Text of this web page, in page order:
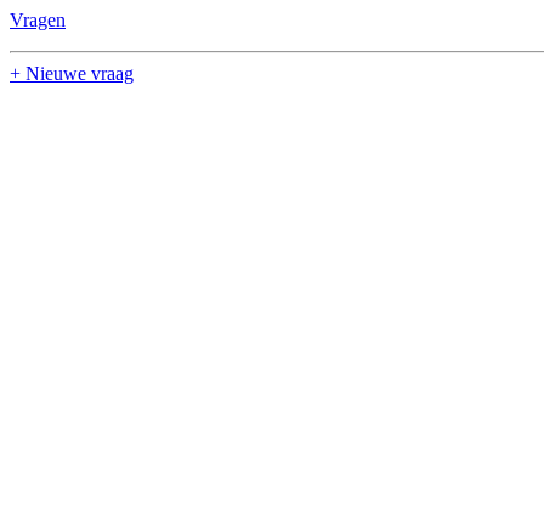
Vragen
+ Nieuwe vraag